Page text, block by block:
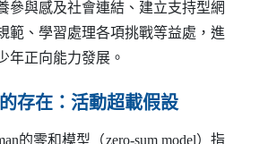
參與感及社會連結、建立支持型網
範、學習處理各項挑戰等益處，進
年正向能力發展。
存在：活動超載假設
的零和模型（zero-sum model）指